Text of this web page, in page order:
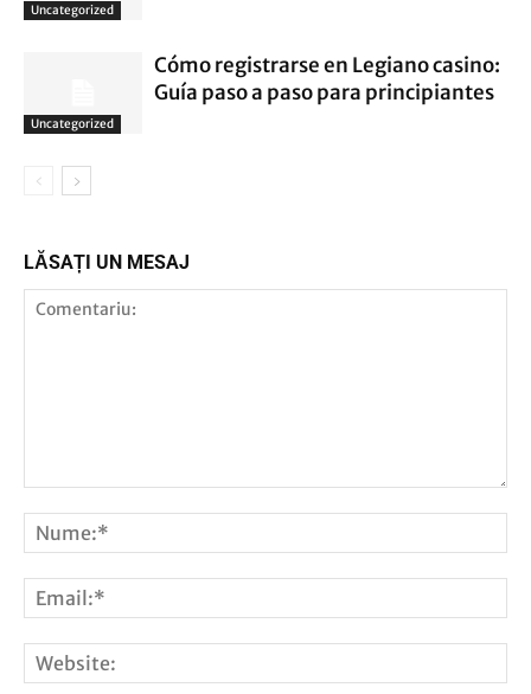
Uncategorized
Uncategorized
Cómo registrarse en Legiano casino:
Guía paso a paso para principiantes
LĂSAȚI UN MESAJ